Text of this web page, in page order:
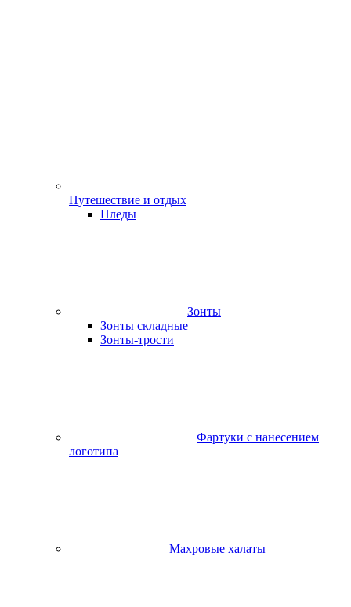
Путешествие и отдых
Пледы
Зонты
Зонты складные
Зонты-трости
Фартуки с нанесением
логотипа
Махровые халаты